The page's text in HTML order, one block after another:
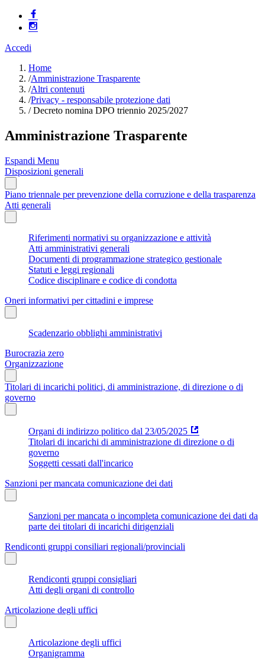
Accedi
Home
/Amministrazione Trasparente
/Altri contenuti
/Privacy - responsabile protezione dati
/Decreto nomina DPO triennio 2025/2027
Amministrazione Trasparente
Espandi Menu
Disposizioni generali
Piano triennale per prevenzione della corruzione e della trasparenza
Atti generali
Riferimenti normativi su organizzazione e attività
Atti amministrativi generali
Documenti di programmazione strategico gestionale
Statuti e leggi regionali
Codice disciplinare e codice di condotta
Oneri informativi per cittadini e imprese
Scadenzario obblighi amministrativi
Burocrazia zero
Organizzazione
Titolari di incarichi politici, di amministrazione, di direzione o di
governo
Organi di indirizzo politico dal 23/05/2025
Titolari di incarichi di amministrazione di direzione o di
governo
Soggetti cessati dall'incarico
Sanzioni per mancata comunicazione dei dati
Sanzioni per mancata o incompleta comunicazione dei dati da
parte dei titolari di incarichi dirigenziali
Rendiconti gruppi consiliari regionali/provinciali
Rendiconti gruppi consigliari
Atti degli organi di controllo
Articolazione degli uffici
Articolazione degli uffici
Organigramma